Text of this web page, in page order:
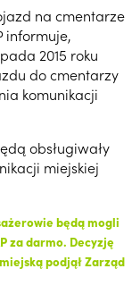
na cmentarze
informuje,
2015 roku
do cmentarzy
komunikacji
obsługiwały
miejskiej
będą mogli
za darmo. Decyzję
podjął Zarząd